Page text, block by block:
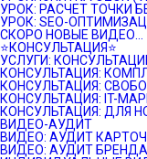
УРОК: РАСЧЕТ ТОЧКИ
УРОК: SEO-
СКОРО НОВЫЕ ВИДЕО…
⭐️КОНСУЛЬТАЦИЯ⭐️
УСЛУГИ:
КОНСУЛЬТАЦИЯ:
КОНСУЛЬТАЦИЯ:
КОНСУЛЬТАЦИЯ: IT-
КОНСУЛЬТАЦИЯ: ДЛЯ
ВИДЕО-АУДИТ
ВИДЕО: АУДИТ
ВИДЕО: АУДИТ